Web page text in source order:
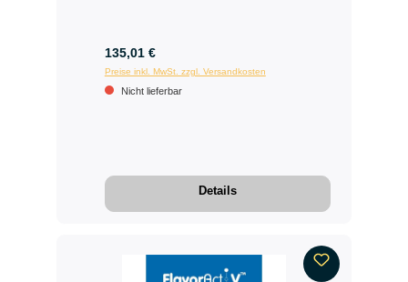
135,01 €
Preise inkl. MwSt. zzgl. Versandkosten
Nicht lieferbar
Details